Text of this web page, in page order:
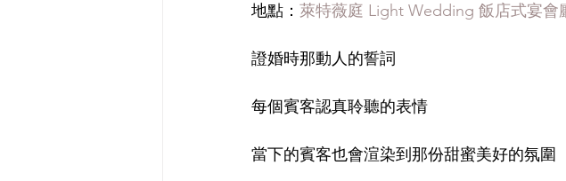
地點： 萊特薇庭 Light Wedding 飯店式宴會
證婚時那動人的誓詞
每個賓客認真聆聽的表情
當下的賓客也會渲染到那份甜蜜美好的氛圍